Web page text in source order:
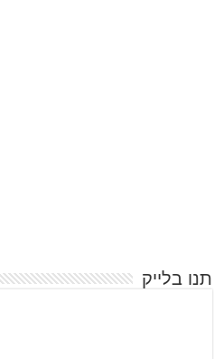
תנו בלייק